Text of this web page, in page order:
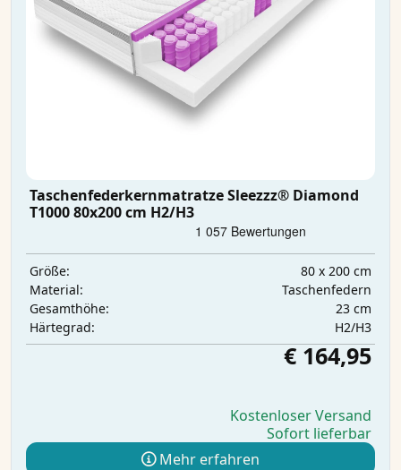
Taschenfederkernmatratze Sleezzz® Diamond
T1000 80x200 cm H2/H3
Größe:
80 x 200 cm
Material:
Taschenfedern
Gesamthöhe:
23 cm
Härtegrad:
H2/H3
€ 164,95
Kostenloser Versand
Sofort lieferbar
Mehr erfahren